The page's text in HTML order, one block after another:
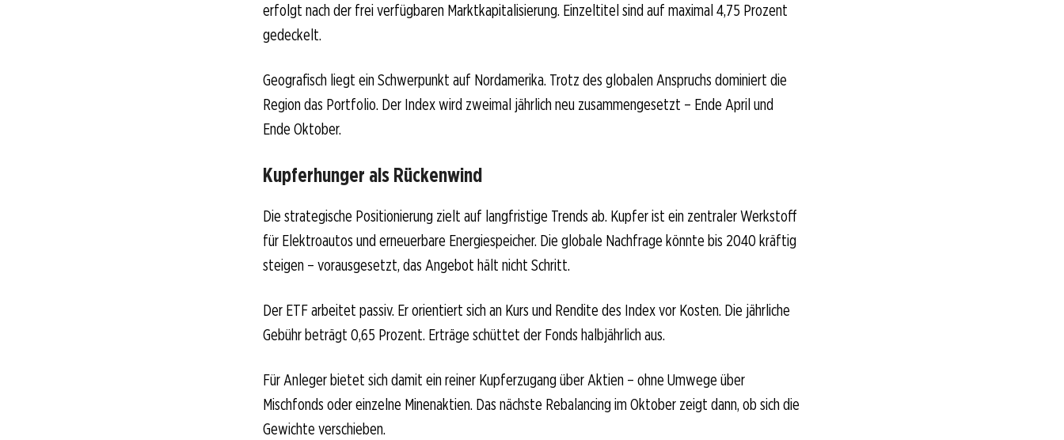
erfolgt nach der frei verfügbaren Marktkapitalisierung. Einzeltitel sind auf maximal 4,75 Prozent
gedeckelt.
Geografisch liegt ein Schwerpunkt auf Nordamerika. Trotz des globalen Anspruchs dominiert die
Region das Portfolio. Der Index wird zweimal jährlich neu zusammengesetzt – Ende April und
Ende Oktober.
Kupferhunger als Rückenwind
Die strategische Positionierung zielt auf langfristige Trends ab. Kupfer ist ein zentraler Werkstoff
für Elektroautos und erneuerbare Energiespeicher. Die globale Nachfrage könnte bis 2040 kräftig
steigen – vorausgesetzt, das Angebot hält nicht Schritt.
Der ETF arbeitet passiv. Er orientiert sich an Kurs und Rendite des Index vor Kosten. Die jährliche
Gebühr beträgt 0,65 Prozent. Erträge schüttet der Fonds halbjährlich aus.
Für Anleger bietet sich damit ein reiner Kupferzugang über Aktien – ohne Umwege über
Mischfonds oder einzelne Minenaktien. Das nächste Rebalancing im Oktober zeigt dann, ob sich die
Gewichte verschieben.